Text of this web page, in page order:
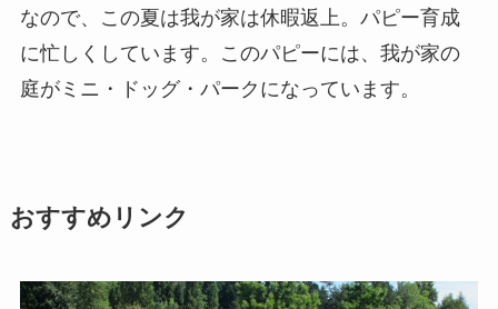
なので、この夏は我が家は休暇返上。パピー育成
に忙しくしています。このパピーには、我が家の
庭がミニ・ドッグ・パークになっています。
おすすめリンク